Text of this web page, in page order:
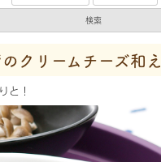
検索
クリームチーズ和え
と！